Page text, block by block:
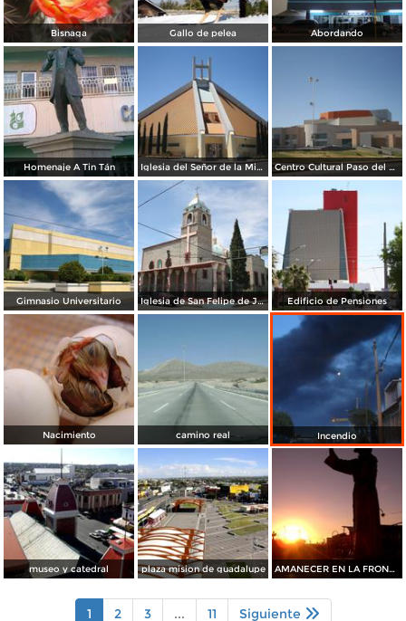
Bisnaga Gallo de pelea Abordando
Homenaje A Tin Tán Iglesia del Señor de la Misericordia Centro Cultural Paso del Norte
Gimnasio Universitario Iglesia de San Felipe de Jesús Edificio de Pensiones
Nacimiento camino real Incendio
museo y catedral plaza mision de guadalupe AMANECER EN LA FRONTERA
1 2 3 ... 11 Siguiente